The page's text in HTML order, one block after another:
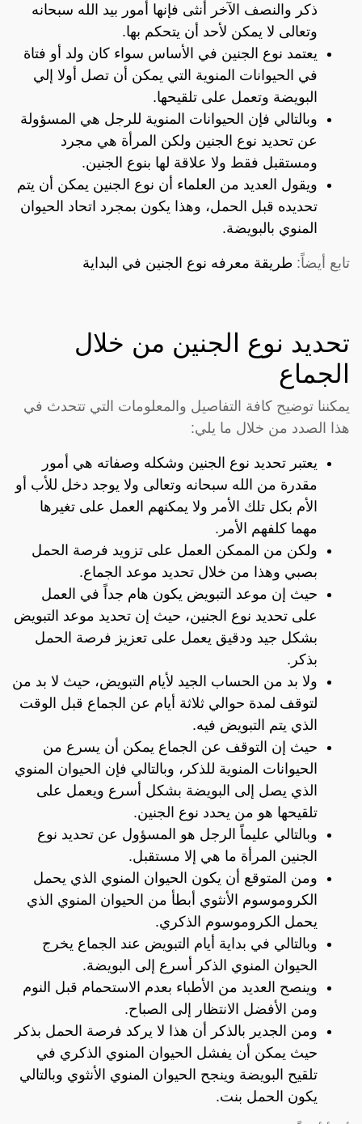
ذكر والنصف الآخر أنثى فإنها أمور بيد الله سبحانه
وتعالى لا يمكن لأحد أن يتحكم بها.
يعتمد نوع الجنين في الأساس سواء كان ولد أو فتاة
في الحيوانات المنوية التي يمكن أن تصل أولا إلي
البويضة وتعمل على تلقيحها.
وبالتالي فإن الحيوانات المنوية للرجل هي المسؤولة
عن تحديد نوع الجنين ولكن المرأة هي مجرد
ومستقبل فقط ولا علاقة لها بنوع الجنين.
ويقول العديد من العلماء أن نوع الجنين يمكن أن يتم
تحديده قبل الحمل، وهذا يكون بمجرد اتحاد الحيوان
المنوي بالبويضة.
تابع أيضاً: طريقة معرفه نوع الجنين في البداية
تحديد نوع الجنين من خلال
الجماع
يمكننا توضيح كافة التفاصيل والمعلومات التي تتحدث في
هذا الصدد من خلال ما يلي:
يعتبر تحديد نوع الجنين وشكله وصفاته هي أمور
مقدرة من الله سبحانه وتعالى ولا يوجد دخل للأب أو
الأم بكل تلك الأمر ولا يمكنهم العمل على تغيرها
مهما كلفهم الأمر.
ولكن من الممكن العمل على تزويد فرصة الحمل
بصبي وهذا من خلال تحديد موعد الجماع.
حيث إن موعد التبويض يكون هام جداً في العمل
على تحديد نوع الجنين، حيث إن تحديد موعد التبويض
بشكل جيد ودقيق يعمل على تعزيز فرصة الحمل
بذكر.
ولا بد من الحساب الجيد لأيام التبويض، حيث لا بد من
لتوقف لمدة حوالي ثلاثة أيام عن الجماع قبل الوقت
الذي يتم التبويض فيه.
حيث إن التوقف عن الجماع يمكن أن يسرع من
الحيوانات المنوية للذكر، وبالتالي فإن الحيوان المنوي
الذي يصل إلى البويضة بشكل أسرع ويعمل على
تلقيحها هو من يحدد نوع الجنين.
وبالتالي عليماً الرجل هو المسؤول عن تحديد نوع
الجنين المرأة ما هي إلا مستقبل.
ومن المتوقع أن يكون الحيوان المنوي الذي يحمل
الكروموسوم الأنثوي أبطأ من الحيوان المنوي الذي
يحمل الكروموسوم الذكري.
وبالتالي في بداية أيام التبويض عند الجماع يخرج
الحيوان المنوي الذكر أسرع إلى البويضة.
وينصح العديد من الأطباء بعدم الاستحمام قبل النوم
ومن الأفضل الانتظار إلى الصباح.
ومن الجدير بالذكر أن هذا لا يركد فرصة الحمل بذكر
حيث يمكن أن يفشل الحيوان المنوي الذكري في
تلقيح البويضة وينجح الحيوان المنوي الأنثوي وبالتالي
يكون الحمل بنت.